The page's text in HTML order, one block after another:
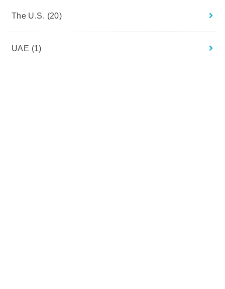
The U.S. (20)
UAE (1)